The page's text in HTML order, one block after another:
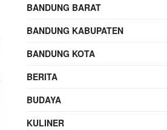
BANDUNG BARAT
BANDUNG KABUPATEN
BANDUNG KOTA
BERITA
BUDAYA
KULINER